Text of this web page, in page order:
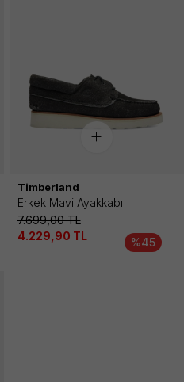
Timberland
Erkek Mavi Ayakkabı
7.699,00TL
4.229,90 TL %45